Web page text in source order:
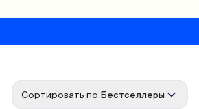
Сортировать по:Бестселлеры